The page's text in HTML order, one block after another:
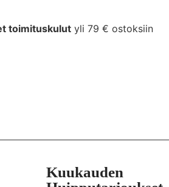
toimituskulut yli 79 € ostoksiin
tuoksuseokset
Kuukauden